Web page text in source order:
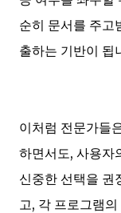
순히 문서를 주고
출하는 기반이 됩
이처럼 전문가들
하면서도, 사용자
신중한 선택을 권
고, 각 프로그램